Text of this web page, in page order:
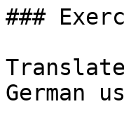
###
German